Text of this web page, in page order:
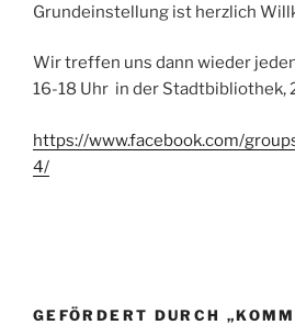
Grundeinstellung ist herzlich
Wir treffen uns dann wieder
16-18 Uhr in der Stadtbibliothek,
https://www.facebook.com/
4/
GEFÖRDERT DURCH